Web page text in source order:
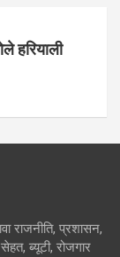
हरियाली
राजनीति, प्रशासन,
ब्यूटी, रोजगार